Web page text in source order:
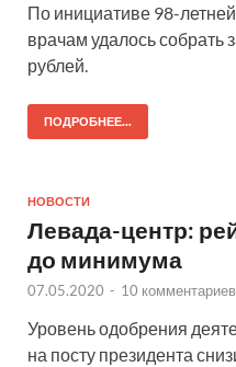
По инициативе 98-
врачам удалось собрать
рублей.
ПОДРОБНЕЕ...
НОВОСТИ
Левада-центр:
до минимума
07.05.2020 - 10
Уровень одобрения
на посту президента